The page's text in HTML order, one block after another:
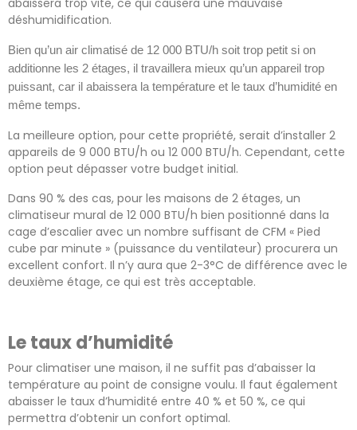
déshumidification.
Bien qu’un air climatisé de 12 000 BTU/h soit trop petit si on
additionne les 2 étages, il travaillera mieux qu’un appareil trop
puissant, car il abaissera la température et le taux d’humidité en
même temps.
La meilleure option, pour cette propriété, serait d’installer 2
appareils de 9 000 BTU/h ou 12 000 BTU/h. Cependant, cette
option peut dépasser votre budget initial.
Dans 90 % des cas, pour les maisons de 2 étages, un
climatiseur mural de 12 000 BTU/h bien positionné dans la
cage d’escalier avec un nombre suffisant de CFM « Pied
cube par minute » (puissance du ventilateur) procurera un
excellent confort. Il n’y aura que 2-3°C de différence avec le
deuxième étage, ce qui est très acceptable.
Le taux d’humidité
Pour climatiser une maison, il ne suffit pas d’abaisser la
température au point de consigne voulu. Il faut également
abaisser le taux d’humidité entre 40 % et 50 %, ce qui
permettra d’obtenir un confort optimal.